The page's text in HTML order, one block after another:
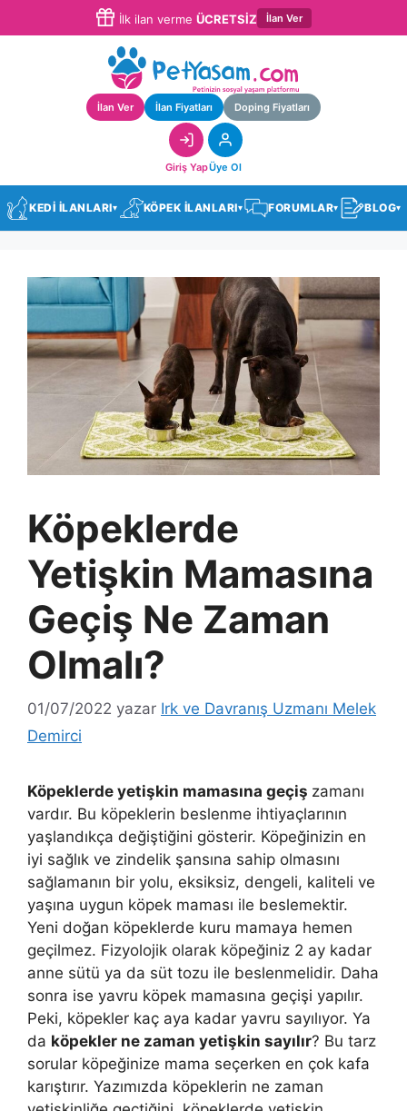
İlk ilan verme ÜCRETSİZ İlan Ver
İlan Ver İlan Fiyatları Doping Fiyatları
Giriş YapÜye Ol
KEDİ İLANLARI▾ KÖPEK İLANLARI▾ FORUMLAR▾ BLOG▾
Köpeklerde
Yetişkin Mamasına
Geçiş Ne Zaman
Olmalı?
01/07/2022 yazar Irk ve Davranış Uzmanı Melek
Demirci
Köpeklerde yetişkin mamasına geçiş zamanı
vardır. Bu köpeklerin beslenme ihtiyaçlarının
yaşlandıkça değiştiğini gösterir. Köpeğinizin en
iyi sağlık ve zindelik şansına sahip olmasını
sağlamanın bir yolu, eksiksiz, dengeli, kaliteli ve
yaşına uygun köpek maması ile beslemektir.
Yeni doğan köpeklerde kuru mamaya hemen
geçilmez. Fizyolojik olarak köpeğiniz 2 ay kadar
anne sütü ya da süt tozu ile beslenmelidir. Daha
sonra ise yavru köpek mamasına geçişi yapılır.
Peki, köpekler kaç aya kadar yavru sayılıyor. Ya
da köpekler ne zaman yetişkin sayılır? Bu tarz
sorular köpeğinize mama seçerken en çok kafa
karıştırır. Yazımızda köpeklerin ne zaman